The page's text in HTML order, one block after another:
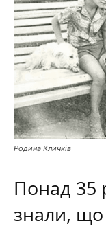
Родина Кличків
Понад 35
знали,